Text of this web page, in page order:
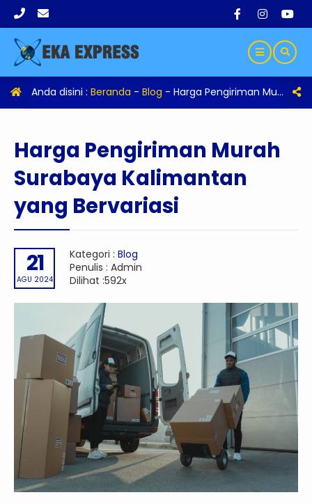
Anda disini : Beranda - Blog - Harga Pengiriman Murah Surabaya Kalimantan yang Bervariasi
Harga Pengiriman Murah
Surabaya Kalimantan
yang Bervariasi
21
AGU 2024
Kategori : Blog
Penulis : Admin
Dilihat :592x